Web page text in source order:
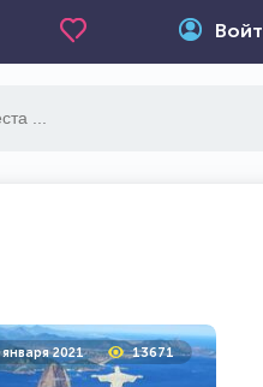
января 2021 13671